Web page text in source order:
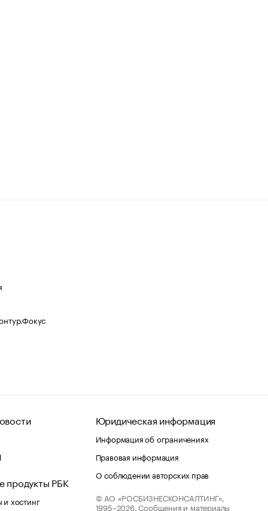
продукты РБК
хостинг
Юридическая информация
Информация об ограничениях
Правовая информация
О соблюдении авторских прав
© АО «РОСБИЗНЕСКОНСАЛТИНГ»,
1995–2026. Сообщения и материалы